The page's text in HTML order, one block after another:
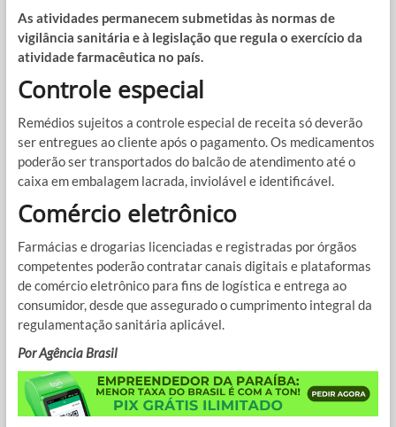
As atividades permanecem submetidas às normas de
vigilância sanitária e à legislação que regula o exercício da
atividade farmacêutica no país.
Controle especial
Remédios sujeitos a controle especial de receita só deverão
ser entregues ao cliente após o pagamento. Os medicamentos
poderão ser transportados do balcão de atendimento até o
caixa em embalagem lacrada, inviolável e identificável.
Comércio eletrônico
Farmácias e drogarias licenciadas e registradas por órgãos
competentes poderão contratar canais digitais e plataformas
de comércio eletrônico para fins de logística e entrega ao
consumidor, desde que assegurado o cumprimento integral da
regulamentação sanitária aplicável.
Por Agência Brasil